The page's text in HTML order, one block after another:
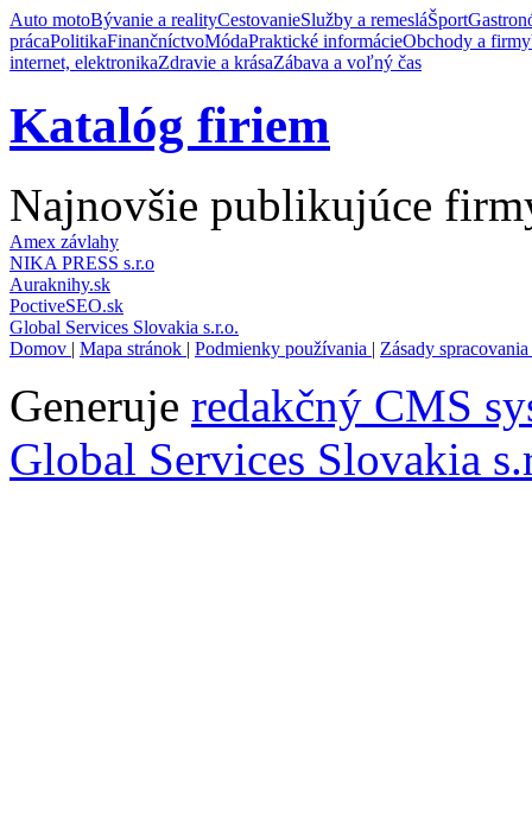
Auto motoBývanie a realityCestovanieSlužby a remesláŠport
prácaPolitikaFinančníctvoMódaPraktické informácieObchody a firmy
internet, elektronikaZdravie a krásaZábava a voľný čas
Katalóg firiem
Najnovšie publikujúce
Amex závlahy
NIKA PRESS s.r.o
Auraknihy.sk
PoctiveSEO.sk
Global Services Slovakia s.r.o.
Domov | Mapa stránok | Podmienky používania | Zásady
Generuje redakčný CMS
Global Services Slovakia